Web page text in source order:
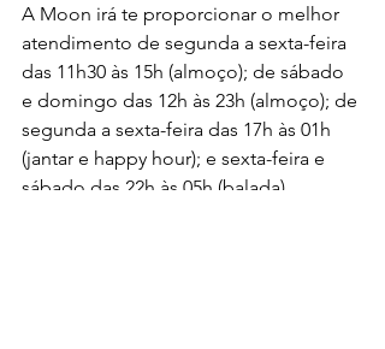
A Moon irá te proporcionar o melhor
atendimento de segunda a sexta-feira
das 11h30 às 15h (almoço); de sábado
e domingo das 12h às 23h (almoço); de
segunda a sexta-feira das 17h às 01h
(jantar e happy hour); e sexta-feira e
sábado das 22h às 05h (balada).